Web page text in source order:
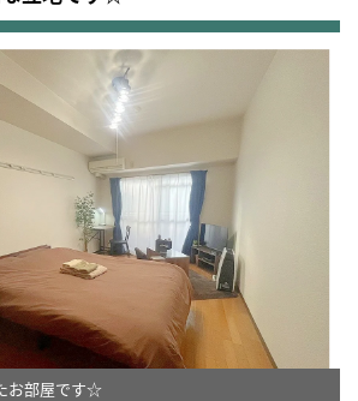
お部屋です☆